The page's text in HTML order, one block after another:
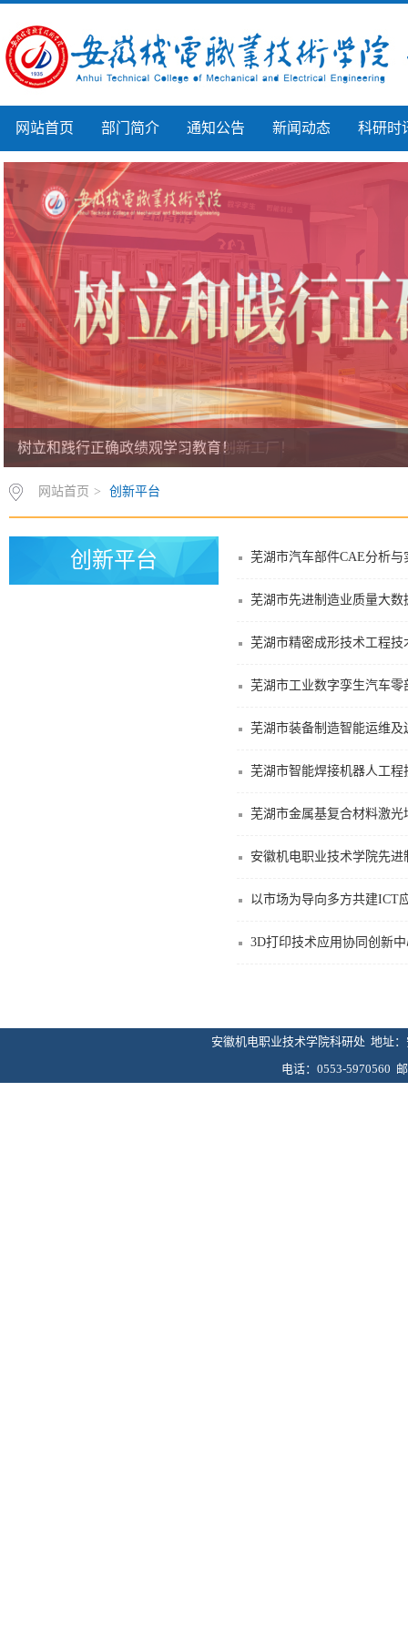
网站首页 部门简介 通知公告 新闻动态 科研时
安徽机电职业技术学院智能制造创新工厂！
树立和践行正确政绩观学习教育！
网站首页 > 创新平台
创新平台 芜湖市汽车部件CAE分析
芜湖市先进制造业质量大
芜湖市精密成形技术工程技
芜湖市工业数字孪生汽车
芜湖市装备制造智能运维
芜湖市智能焊接机器人工程
芜湖市金属基复合材料激
安徽机电职业技术学院先
以市场为导向多方共建ICT
3D打印技术应用协同创新
安徽机电职业技术学院科研处 地址
电话：0553-5970560